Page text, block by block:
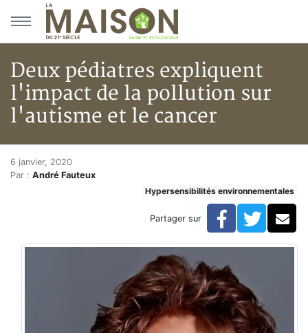
Aller au menu principal
Aller au contenu principal
Deux pédiatres expliquent
l'impact de la pollution sur
l'autisme et le cancer
Accueil
Articles
Hypersensibilités environnementales
Deux pédiatres expliquent l'impact de la pollution
Deux pédiatres expliquent
6 janvier, 2020
Par : André Fauteux
Hypersensibilités environnementales
Partager sur Facebook